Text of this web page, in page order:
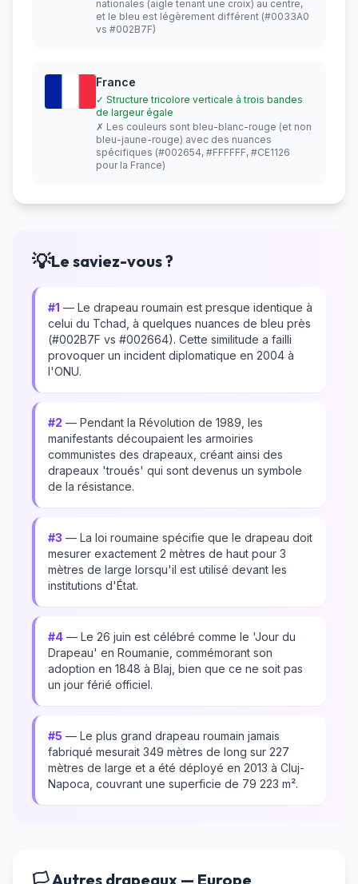
nationales (aigle tenant une croix) au centre,
et le bleu est légèrement différent (#0033A0
vs #002B7F)
France
✓ Structure tricolore verticale à trois bandes
de largeur égale
✗ Les couleurs sont bleu-blanc-rouge (et non
bleu-jaune-rouge) avec des nuances
spécifiques (#002654, #FFFFFF, #CE1126
pour la France)
💡Le saviez-vous ?
#1 — Le drapeau roumain est presque identique à
celui du Tchad, à quelques nuances de bleu près
(#002B7F vs #002664). Cette similitude a failli
provoquer un incident diplomatique en 2004 à
l'ONU.
#2 — Pendant la Révolution de 1989, les
manifestants découpaient les armoiries
communistes des drapeaux, créant ainsi des
drapeaux 'troués' qui sont devenus un symbole
de la résistance.
#3 — La loi roumaine spécifie que le drapeau doit
mesurer exactement 2 mètres de haut pour 3
mètres de large lorsqu'il est utilisé devant les
institutions d'État.
#4 — Le 26 juin est célébré comme le 'Jour du
Drapeau' en Roumanie, commémorant son
adoption en 1848 à Blaj, bien que ce ne soit pas
un jour férié officiel.
#5 — Le plus grand drapeau roumain jamais
fabriqué mesurait 349 mètres de long sur 227
mètres de large et a été déployé en 2013 à Cluj-
Napoca, couvrant une superficie de 79 223 m².
🏳️ Autres drapeaux — Europe